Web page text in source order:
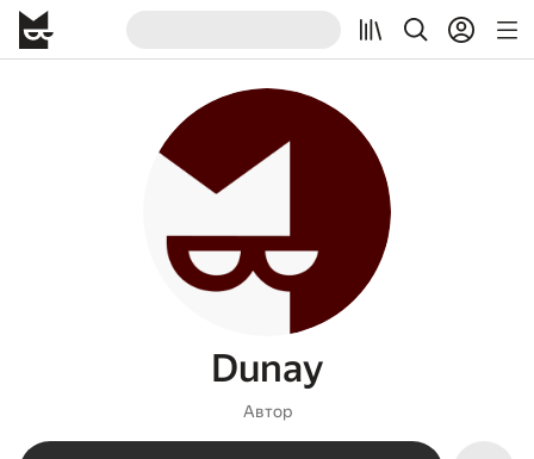
Dunay
Автор